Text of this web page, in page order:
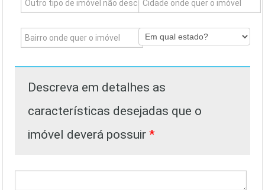
Descreva em detalhes as
características desejadas que o
imóvel deverá possuir *